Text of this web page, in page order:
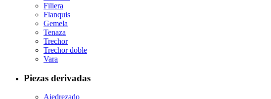
Filiera
Flanquis
Gemela
Tenaza
Trechor
Trechor doble
Vara
Piezas derivadas
Ajedrezado